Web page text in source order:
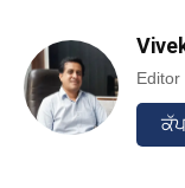
Editor